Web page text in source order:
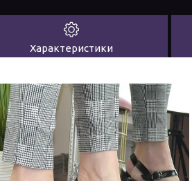
Характеристики